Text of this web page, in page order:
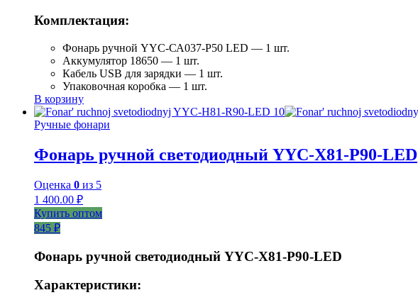
Комплектация:
Фонарь ручной YYC-СА037-Р50 LED — 1 шт.
Аккумулятор 18650 — 1 шт.
Кабель USB для зарядки — 1 шт.
Упаковочная коробка — 1 шт.
В корзину
Ручные фонари
Фонарь ручной светодиодный YYC-X81-P90-LED
Оценка 0 из 5
1 400.00 ₽
Купить оптом
845 ₽
Фонарь ручной светодиодный YYC-Х81-Р90-LED
Характеристики: